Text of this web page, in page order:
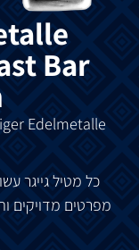
Bar
מפרטים מדויקים